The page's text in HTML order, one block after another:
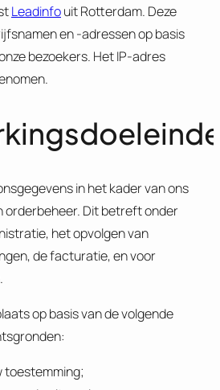
Leadinfouit Rotterdam. Deze
en -adressen op basis
bezoekers. Het IP-adres
in het kader van ons
orderbeheer. Dit betreft onder
het opvolgen van
de facturatie, en voor
op basis van de volgende
toestemming;